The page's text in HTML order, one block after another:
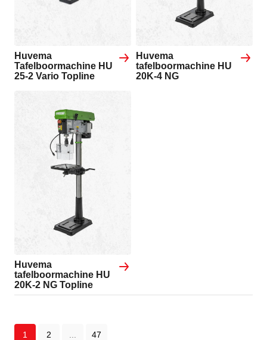
Huvema
Tafelboormachine HU
25-2 Vario Topline
Huvema
tafelboormachine HU
20K-4 NG
Huvema
tafelboormachine HU
20K-2 NG Topline
1 2 47